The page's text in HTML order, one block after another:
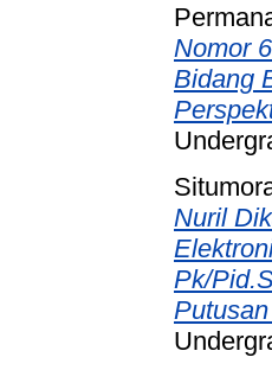
Nomor
Bidang
Nuril
Pk/